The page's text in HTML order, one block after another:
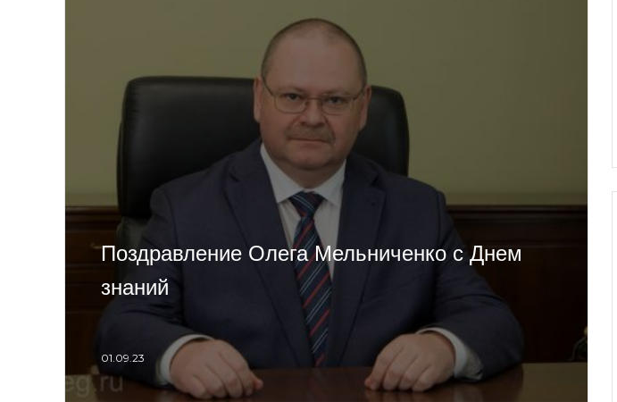
Поздравление Олега Мельниченко с Днем
знаний
01.09.23